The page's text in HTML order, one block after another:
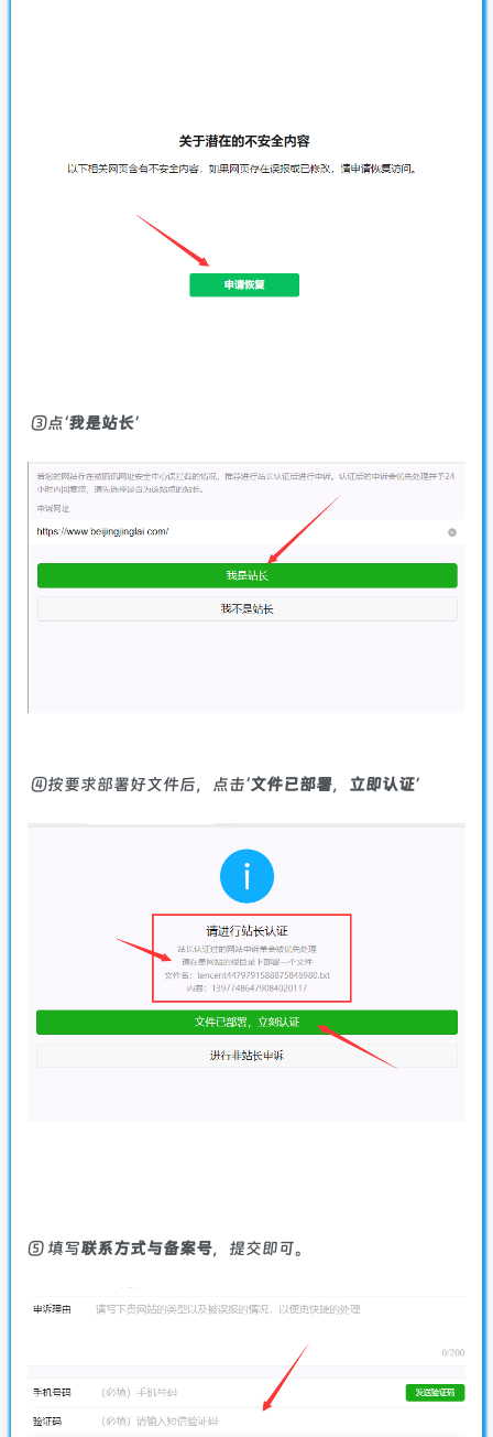
③点‘我是站长’
④按要求部署好文件后，点击‘文件已部署， 立即认证’
⑤ 填写联系方式与备案号，提交即可。